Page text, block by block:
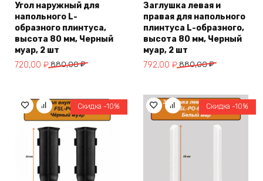
Угол наружный для
напольного L-
образного плинтуса,
высота 80 мм, Черный
муар, 2 шт
880,00₽
Первоначальная
880,00 ₽.
720,00 ₽
Текущая
Заглушка левая и
правая для напольного
плинтуса L-образного,
высота 80 мм, Черный
муар, 2 шт
880,00₽
Первоначальная
880,00 ₽.
792,00 ₽
Текущая
Скидка -10% Скидка -10%